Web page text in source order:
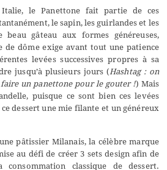
le Panettone fait partie de ces
le sapin, les guirlandes et les
beau gâteau aux formes généreuses,
de dôme exige avant tout une patience
levées successives propres à sa
jusqu’à plusieurs jours (Hashtag : on
faire un panettone pour le gouter !) Mais
puisque ce sont bien ces levées
dessert une mie filante et un généreux
pâtissier Milanais, la célèbre marque
au défi de créer 3 sets design afin de
classique de dessert.